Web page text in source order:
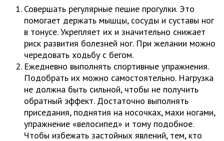
Совершать регулярные пешие прогулки. Это
помогает держать мышцы, сосуды и суставы ног
в тонусе. Укрепляет их и значительно снижает
риск развития болезней ног. При желании можно
чередовать ходьбу с бегом.
Ежедневно выполнять спортивные упражнения.
Подобрать их можно самостоятельно. Нагрузка
не должна быть сильной, чтобы не получить
обратный эффект. Достаточно выполнять
приседания, поднятия на носочках, махи ногами,
упражнение «велосипед» и тому подобное.
Чтобы избежать застойных явлений, тем, кто